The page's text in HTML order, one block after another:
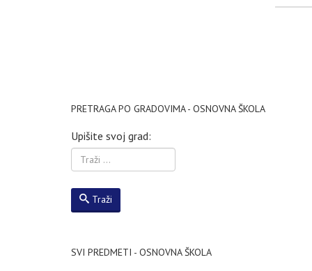
PRETRAGA PO GRADOVIMA - OSNOVNA ŠKOLA
Upišite svoj grad:
Traži
SVI PREDMETI - OSNOVNA ŠKOLA